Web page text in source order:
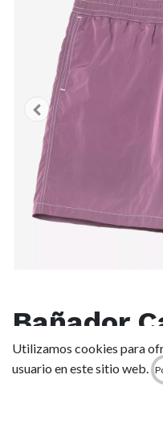
Bañador
Canby
Purple/
Utilizamos cookies para
usuario en este sitio web.